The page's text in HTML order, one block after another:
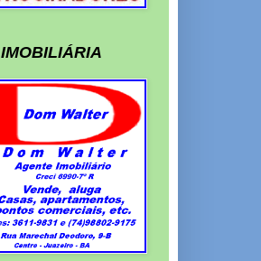
IMOBILIÁRIA